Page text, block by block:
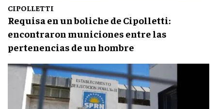
CIPOLLETTI
Requisa en un boliche de Cipolletti:
encontraron municiones entre las
pertenencias de un hombre